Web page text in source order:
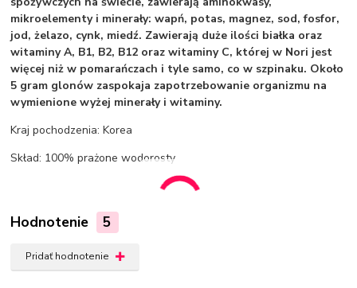
mikroelementy i minerały: wapń, potas, magnez, sod, fosfor,
jod, żelazo, cynk, miedź. Zawierają duże ilości białka oraz
witaminy A, B1, B2, B12 oraz witaminy C, której w Nori jest
więcej niż w pomarańczach i tyle samo, co w szpinaku. Około
5 gram glonów zaspokaja zapotrzebowanie organizmu na
wymienione wyżej minerały i witaminy.
Kraj pochodzenia: Korea
Skład: 100% prażone wodorosty
Hodnotenie 5
Pridať hodnotenie